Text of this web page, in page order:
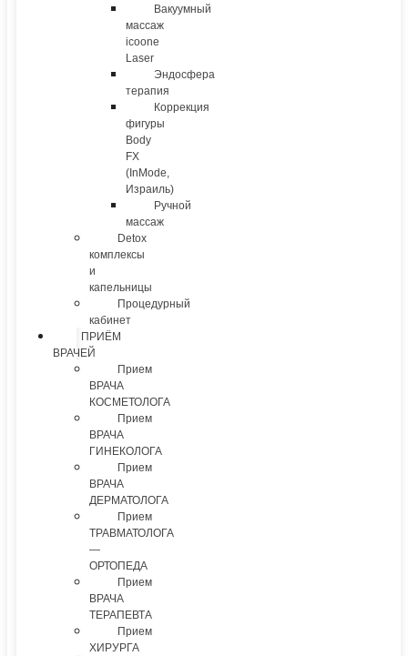
Вакуумный
массаж
icoone
Laser
Эндосфера
терапия
Коррекция
фигуры
Body
FX
(InMode,
Израиль)
Ручной
массаж
Detox
комплексы
и
капельницы
Процедурный
кабинет
ПРИЁМ
ВРАЧЕЙ
Прием
ВРАЧА
КОСМЕТОЛОГА
Прием
ВРАЧА
ГИНЕКОЛОГА
Прием
ВРАЧА
ДЕРМАТОЛОГА
Прием
ТРАВМАТОЛОГА
—
ОРТОПЕДА
Прием
ВРАЧА
ТЕРАПЕВТА
Прием
ХИРУРГА